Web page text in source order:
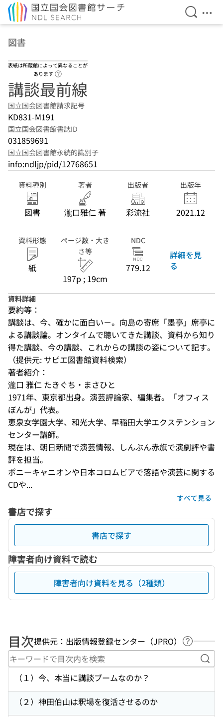
検索を
メ
図書
表紙は所蔵館によって異なることが
あります
講談最前線
国立国会図書館請求記号
KD831-M191
国立国会図書館書誌ID
031859691
国立国会図書館永続的識別子
info:ndljp/pid/12768651
資料種別
図書
著者
瀧口雅仁 著
出版者
彩流社
出版年
2021.12
資料形態
紙
ページ数・大き
さ等
197p ; 19cm
NDC
779.12
詳細を見
る
資料詳細
要約等：
講談は、今、確かに面白い－。向島の寄席「墨亭」席亭に
よる講談論。オンタイムで聴いてきた講談、資料から知り
得た講談、今の講談、これからの講談の姿について記す。
（提供元: サピエ図書館資料検索）
著者紹介：
瀧口 雅仁 たきぐち・まさひと
1971年、東京都出身。演芸評論家、編集者。「オフィス
ぼんが」代表。
恵泉女学園大学、和光大学、早稲田大学エクステンション
センター講師。
現在は、朝日新聞で演芸情報、しんぶん赤旗で演劇評や書
評を担当。
ポニーキャニオンや日本コロムビアで落語や演芸に関する
CDや...
すべて見る
書店で探す
書店で探す
障害者向け資料で読む
障害者向け資料を見る（2種類）
目次提供元：出版情報登録センター（JPRO）
ヘルプペ
キ
（１）今、本当に講談ブームなのか？
（２）神田伯山は釈場を復活させるのか